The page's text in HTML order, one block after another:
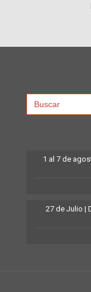
1 al 7 de
27 de Julio |